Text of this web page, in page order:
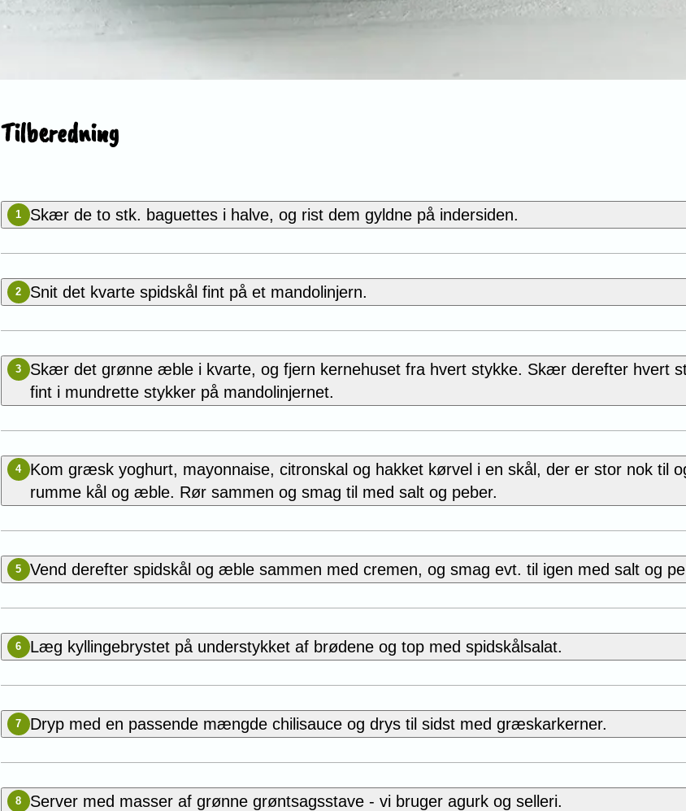
Tilberedning
1 Skær de to stk. baguettes i halve, og rist dem gyldne på indersiden.
2 Snit det kvarte spidskål fint på et mandolinjern.
3
Skær det grønne æble i kvarte, og fjern kernehuset fra hvert stykke. Skær derefter hvert
fint i mundrette stykker på mandolinjernet.
4
Kom græsk yoghurt, mayonnaise, citronskal og hakket kørvel i en skål, der er stor nok til
rumme kål og æble. Rør sammen og smag til med salt og peber.
5 Vend derefter spidskål og æble sammen med cremen, og smag evt. til igen med salt og
6 Læg kyllingebrystet på understykket af brødene og top med spidskålsalat.
7 Dryp med en passende mængde chilisauce og drys til sidst med græskarkerner.
8 Server med masser af grønne grøntsagsstave - vi bruger agurk og selleri.